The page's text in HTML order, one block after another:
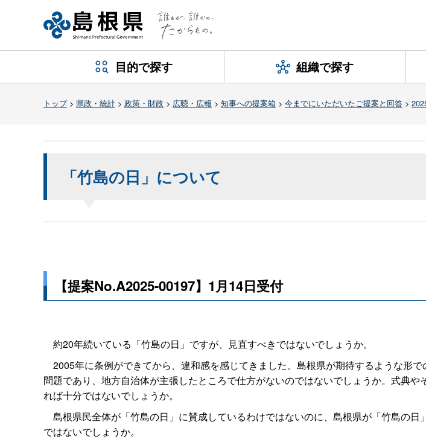
目的で探す 組織で探す
トップ> 県政・統計 > 政策・財政 > 広聴・広報 > 知事への提案箱 > 今までにいただいたご提案と回答 >
「竹島の日」について
【提案No.A2025-00197】1月14日受付
約20年続いている「竹島の日」ですが、見直すべきではないでしょうか。
2005年に条例ができてから、違和感を感じてきました。島根県が期待するような形
問題であり、地方自治体が主張したところで仕方がないのではないでしょうか。式典
れば十分ではないでしょうか。
島根県民全体が「竹島の日」に賛成しているわけではないのに、島根県が「竹島の
ではないでしょうか。